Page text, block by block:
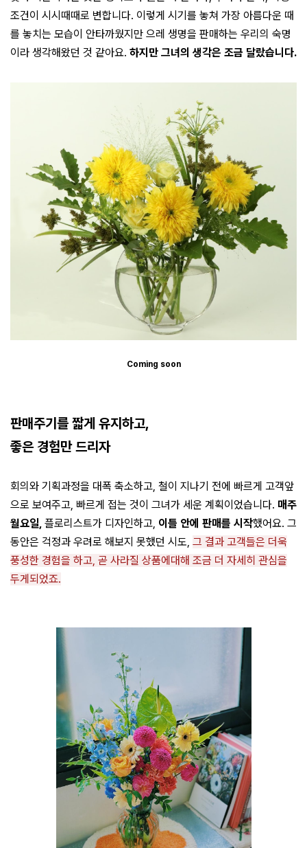
조건이 시시때때로 변합니다. 이렇게 시기를 놓쳐 가장 아름다운 때
를 놓치는 모습이 안타까웠지만 으레 생명을 판매하는 우리의 숙명
이라 생각해왔던 것 같아요. 하지만 그녀의 생각은 조금 달랐습니다.
Coming soon
판매주기를 짧게 유지하고,
좋은 경험만 드리자
회의와 기획과정을 대폭 축소하고, 철이 지나기 전에 빠르게 고객앞
으로 보여주고, 빠르게 접는 것이 그녀가 세운 계획이었습니다. 매주
월요일, 플로리스트가 디자인하고, 이틀 안에 판매를 시작했어요. 그
동안은 걱정과 우려로 해보지 못했던 시도, 그 결과 고객들은 더욱
풍성한 경험을 하고, 곧 사라질 상품에대해 조금 더 자세히 관심을
두게되었죠.